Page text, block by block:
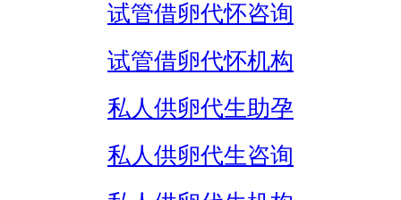
试管借卵代怀咨询
试管借卵代怀机构
私人供卵代生助孕
私人供卵代生咨询